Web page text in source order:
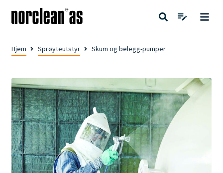
Hjem Sprøyteutstyr Skum og belegg-pumper